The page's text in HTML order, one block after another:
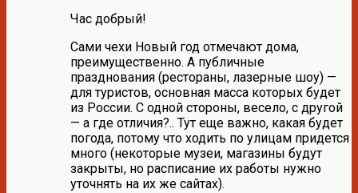
Час добрый!
Сами чехи Новый год отмечают дома,
преимущественно. А публичные
празднования (рестораны, лазерные шоу) —
для туристов, основная масса которых будет
из России. С одной стороны, весело, с другой
— а где отличия?.. Тут еще важно, какая будет
погода, потому что ходить по улицам придется
много (некоторые музеи, магазины будут
закрыты, но расписание их работы нужно
уточнять на их же сайтах).